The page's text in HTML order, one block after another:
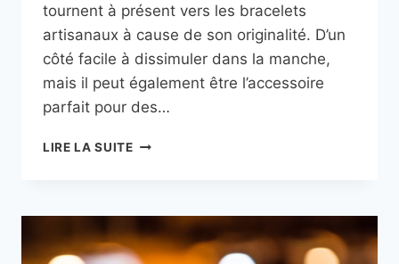
tournent à présent vers les bracelets
artisanaux à cause de son originalité. D’un
côté facile à dissimuler dans la manche,
mais il peut également être l’accessoire
parfait pour des…
LIRE LA SUITECOMMENT
ARTISANAL
SUR
LE